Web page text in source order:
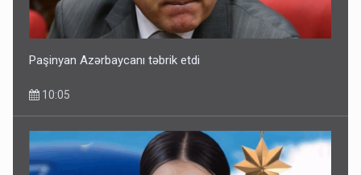
Paşinyan Azərbaycanı təbrik etdi
10:05